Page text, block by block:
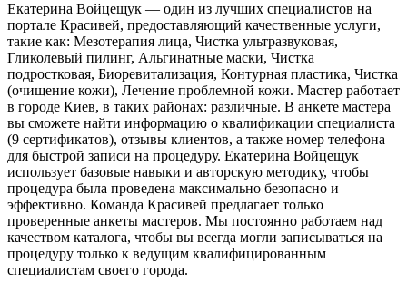
Екатерина Войцещук — один из лучших специалистов на
портале Красивей, предоставляющий качественные услуги,
такие как: Мезотерапия лица, Чистка ультразвуковая,
Гликолевый пилинг, Альгинатные маски, Чистка
подростковая, Биоревитализация, Контурная пластика, Чистка
(очищение кожи), Лечение проблемной кожи. Мастер работает
в городе Киев, в таких районах: различные. В анкете мастера
вы сможете найти информацию о квалификации специалиста
(9 сертификатов), отзывы клиентов, а также номер телефона
для быстрой записи на процедуру. Екатерина Войцещук
использует базовые навыки и авторскую методику, чтобы
процедура была проведена максимально безопасно и
эффективно. Команда Красивей предлагает только
проверенные анкеты мастеров. Мы постоянно работаем над
качеством каталога, чтобы вы всегда могли записываться на
процедуру только к ведущим квалифицированным
специалистам своего города.